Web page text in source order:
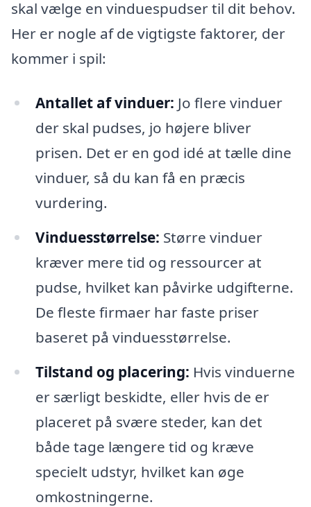
skal vælge en vinduespudser til dit behov.
Her er nogle af de vigtigste faktorer, der
kommer i spil:
Antallet af vinduer: Jo flere vinduer
der skal pudses, jo højere bliver
prisen. Det er en god idé at tælle dine
vinduer, så du kan få en præcis
vurdering.
Vinduesstørrelse: Større vinduer
kræver mere tid og ressourcer at
pudse, hvilket kan påvirke udgifterne.
De fleste firmaer har faste priser
baseret på vinduesstørrelse.
Tilstand og placering: Hvis vinduerne
er særligt beskidte, eller hvis de er
placeret på svære steder, kan det
både tage længere tid og kræve
specielt udstyr, hvilket kan øge
omkostningerne.